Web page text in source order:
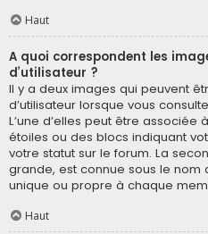
Haut
A quoi correspondent les
d’utilisateur ?
Il y a deux images qui peuvent
d’utilisateur lorsque vous
L’une d’elles peut être
étoiles ou des blocs indiquant
votre statut sur le forum. La
grande, est connue sous le nom
unique ou propre à chaque
Haut